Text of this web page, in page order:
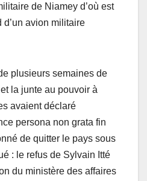
de Niamey d’où est
d’un avion militaire
plusieurs semaines de
la junte au pouvoir à
avaient déclaré
persona non grata fin
de quitter le pays sous
: le refus de Sylvain Itté
du ministère des affaires